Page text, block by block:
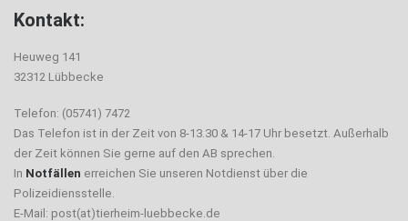
Kontakt:
Heuweg 141
32312 Lübbecke
Telefon: (05741) 7472
Das Telefon ist in der Zeit von 8-13.30 & 14-17 Uhr besetzt. Außerhalb
der Zeit können Sie gerne auf den AB sprechen.
In Notfällen erreichen Sie unseren Notdienst über die
Polizeidiensstelle.
E-Mail: post(at)tierheim-luebbecke.de